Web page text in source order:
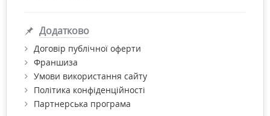
Додатково
Договір публічної оферти
Франшиза
Умови використання сайту
Політика конфіденційності
Партнерська програма